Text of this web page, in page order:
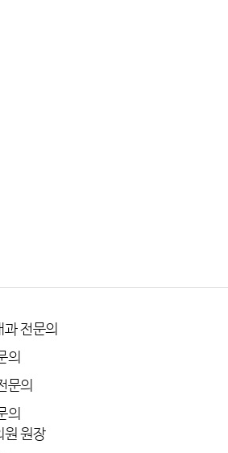
전문의
의
문의
의
원 원장